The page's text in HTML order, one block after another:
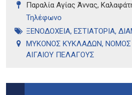
Παραλία Αγίας Άννας,
Τηλέφωνo
ΞΕΝΟΔΟΧΕΙΑ, ΕΣΤΙΑΤΟΡΙΑ,
ΜΥΚΟΝΟΣ ΚΥΚΛΑΔΩΝ,
ΑΙΓΑΙΟΥ ΠΕΛΑΓΟΥΣ